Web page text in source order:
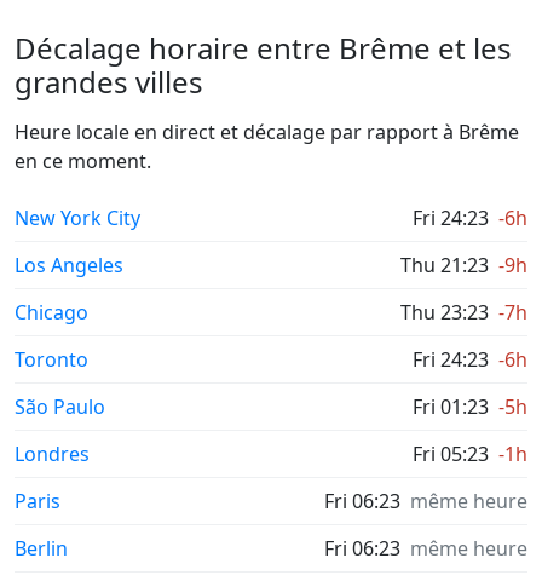
Décalage horaire entre Brême et les
grandes villes
Heure locale en direct et décalage par rapport à Brême
en ce moment.
New York City Fri 24:23 -6h
Los Angeles
Thu 21:23 -9h
Chicago
Thu 23:23 -7h
Toronto
Fri 24:23 -6h
São Paulo
Fri 01:23 -5h
Londres
Fri 05:23 -1h
Paris
Fri 06:23 même heure
Berlin
Fri 06:23 même heure